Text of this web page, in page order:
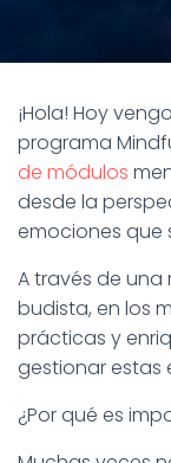
¡Hola! Hoy
programa
de módulos
desde la
emociones que
A través de
budista, en los
prácticas y
gestionar estas
¿Por qué es